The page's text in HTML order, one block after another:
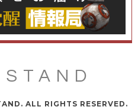
ALL RIGHTS RESERVED.